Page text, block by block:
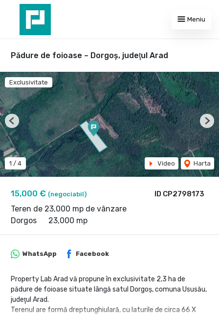
Meniu
Pădure de foioase – Dorgoş, judeţul Arad
ID CP2798173
15,000 € (negociabil)
Teren de 23,000 mp de vânzare
Dorgos
23,000 mp
Exclusivitate
1 / 4 Video Harta
Previous
WhatsApp Facebook
Property Lab Arad vă propune în exclusivitate 2,3 ha de
pădure de foioase situate lângă satul Dorgoş, comuna Ususău,
judeţul Arad.
Terenul are formă dreptunghiulară, cu laturile de circa 66 X